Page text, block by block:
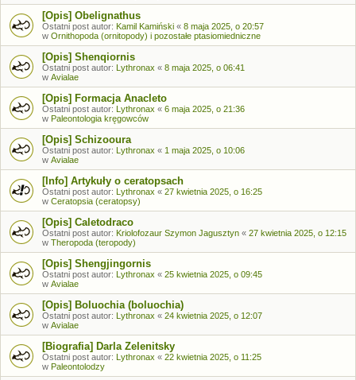
[Opis] Obelignathus
Ostatni post autor: Kamil Kamiński « 8 maja 2025, o 20:57
w Ornithopoda (ornitopody) i pozostałe ptasiomiedniczne
[Opis] Shenqiornis
Ostatni post autor: Lythronax « 8 maja 2025, o 06:41
w Avialae
[Opis] Formacja Anacleto
Ostatni post autor: Lythronax « 6 maja 2025, o 21:36
w Paleontologia kręgowców
[Opis] Schizooura
Ostatni post autor: Lythronax « 1 maja 2025, o 10:06
w Avialae
[Info] Artykuły o ceratopsach
Ostatni post autor: Lythronax « 27 kwietnia 2025, o 16:25
w Ceratopsia (ceratopsy)
[Opis] Caletodraco
Ostatni post autor: Kriolofozaur Szymon Jagusztyn « 27 kwietnia 2025, o 12:15
w Theropoda (teropody)
[Opis] Shengjingornis
Ostatni post autor: Lythronax « 25 kwietnia 2025, o 09:45
w Avialae
[Opis] Boluochia (boluochia)
Ostatni post autor: Lythronax « 24 kwietnia 2025, o 12:07
w Avialae
[Biografia] Darla Zelenitsky
Ostatni post autor: Lythronax « 22 kwietnia 2025, o 11:25
w Paleontolodzy